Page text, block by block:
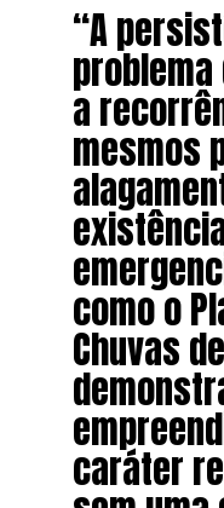
“A
a
mesmos
como o
Chuvas
caráter